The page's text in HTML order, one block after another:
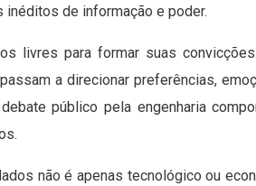
de informação e poder.
livres para formar suas
a direcionar preferências,
público pela engenharia
não é apenas tecnológico ou